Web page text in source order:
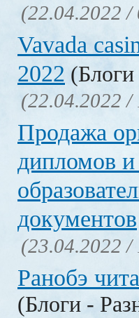
(22.04.2022 /
Vavada
2022
(22.04.2022 /
Продажа
дипломов и
документов
(23.04.2022 /
Ранобэ
(Блоги -